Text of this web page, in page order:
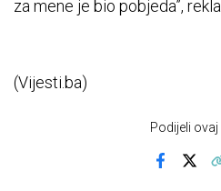
za mene je bio pobjeda”,
(Vijesti.ba)
Podijeli
Facebook